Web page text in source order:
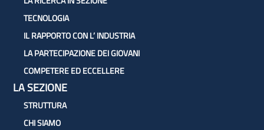
TECNOLOGIA
IL RAPPORTO CON L’ INDUSTRIA
LA PARTECIPAZIONE DEI GIOVANI
COMPETERE ED ECCELLERE
LA SEZIONE
STRUTTURA
CHI SIAMO